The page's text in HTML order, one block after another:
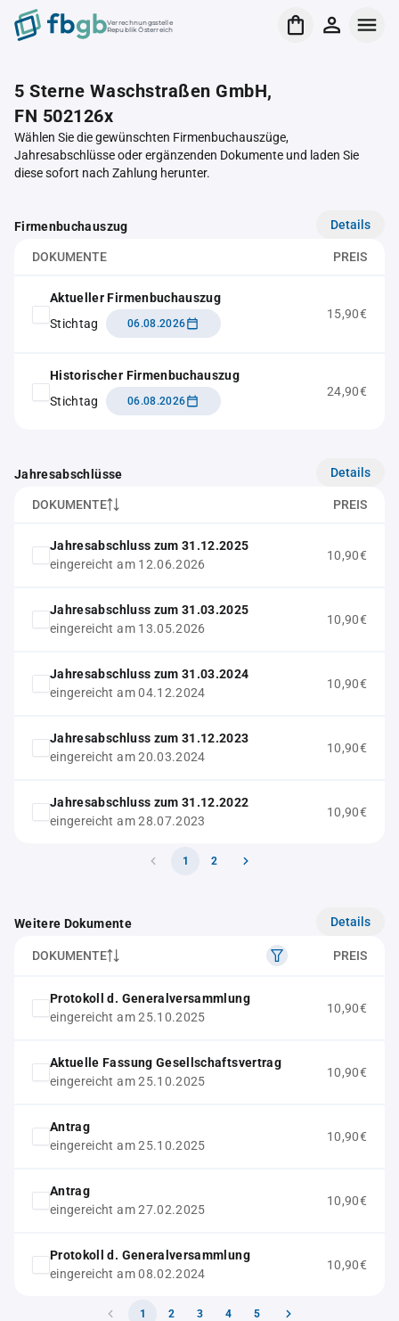
Verrechnungsstelle
Republik Österreich
5 Sterne Waschstraßen GmbH,
FN 502126x
Wählen Sie die gewünschten Firmenbuchauszüge,
Jahresabschlüsse oder ergänzenden Dokumente und laden Sie
diese sofort nach Zahlung herunter.
Firmenbuchauszug Details
DOKUMENTE PREIS
Aktueller Firmenbuchauszug
Stichtag
06.08.2026
15,90€
Historischer Firmenbuchauszug
Stichtag
06.08.2026
24,90€
Jahresabschlüsse Details
DOKUMENTE PREIS
Jahresabschluss zum 31.12.2025
eingereicht am 12.06.2026
10,90€
Jahresabschluss zum 31.03.2025
eingereicht am 13.05.2026
10,90€
Jahresabschluss zum 31.03.2024
eingereicht am 04.12.2024
10,90€
Jahresabschluss zum 31.12.2023
eingereicht am 20.03.2024
10,90€
Jahresabschluss zum 31.12.2022
eingereicht am 28.07.2023
10,90€
1 2
Weitere Dokumente Details
DOKUMENTE PREIS
Protokoll d. Generalversammlung
eingereicht am 25.10.2025
10,90€
Aktuelle Fassung Gesellschaftsvertrag
eingereicht am 25.10.2025
10,90€
Antrag
eingereicht am 25.10.2025
10,90€
Antrag
eingereicht am 27.02.2025
10,90€
Protokoll d. Generalversammlung
eingereicht am 08.02.2024
10,90€
1 2 3 4 5